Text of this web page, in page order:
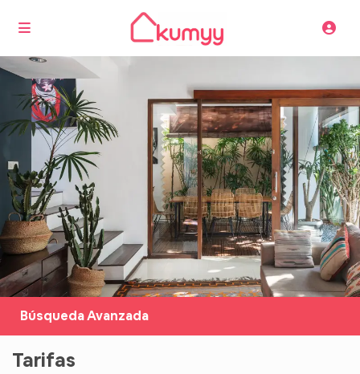
Búsqueda Avanzada
Tarifas